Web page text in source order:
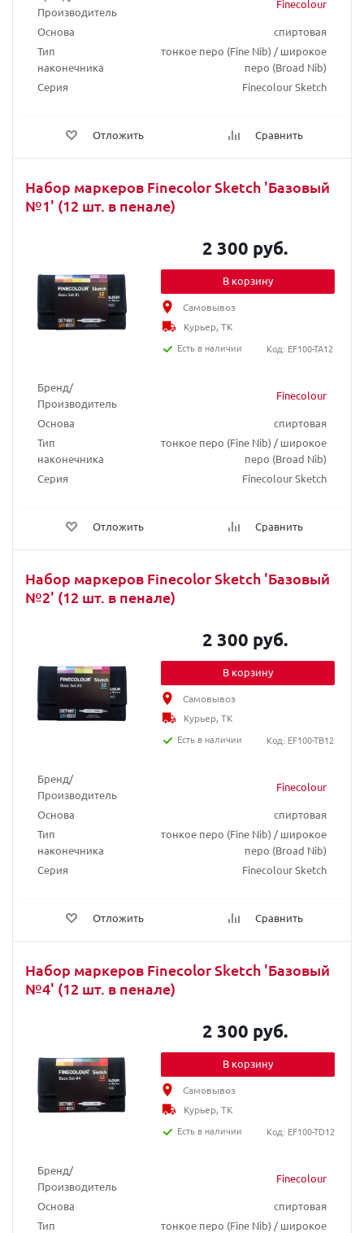
Производитель
Finecolour
Основа
спиртовая
Тип
наконечника
тонкое перо (Fine Nib) / широкое
перо (Broad Nib)
Серия
Finecolour Sketch
Отложить Сравнить
Набор маркеров Finecolor Sketch 'Базовый
№1' (12 шт. в пенале)
Бренд/
Производитель
Finecolour
Основа
спиртовая
Тип
наконечника
тонкое перо (Fine Nib) / широкое
перо (Broad Nib)
Серия
Finecolour Sketch
Отложить Сравнить
2 300 руб.
В корзину
Самовывоз
Курьер, ТК
Есть в наличии
Код: EF100-TA12
Набор маркеров Finecolor Sketch 'Базовый
№2' (12 шт. в пенале)
Бренд/
Производитель
Finecolour
Основа
спиртовая
Тип
наконечника
тонкое перо (Fine Nib) / широкое
перо (Broad Nib)
Серия
Finecolour Sketch
Отложить Сравнить
2 300 руб.
В корзину
Самовывоз
Курьер, ТК
Есть в наличии
Код: EF100-TB12
Набор маркеров Finecolor Sketch 'Базовый
№4' (12 шт. в пенале)
Бренд/
Производитель
Finecolour
Основа
спиртовая
Тип
тонкое перо (Fine Nib) / широкое
2 300 руб.
В корзину
Самовывоз
Курьер, ТК
Есть в наличии
Код: EF100-TD12